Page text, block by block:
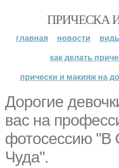
ПРИЧЕСКА
главная новости
как делать
прически и макияж на
Дорогие
вас на
фотосессию "В
Чуда".